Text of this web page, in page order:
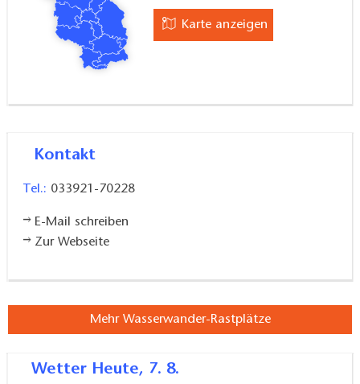
Karte anzeigen
Kontakt
Tel.: 033921-70228
E-Mail schreiben
Zur Webseite
Mehr Wasserwander-Rastplätze
Wetter Heute, 7. 8.